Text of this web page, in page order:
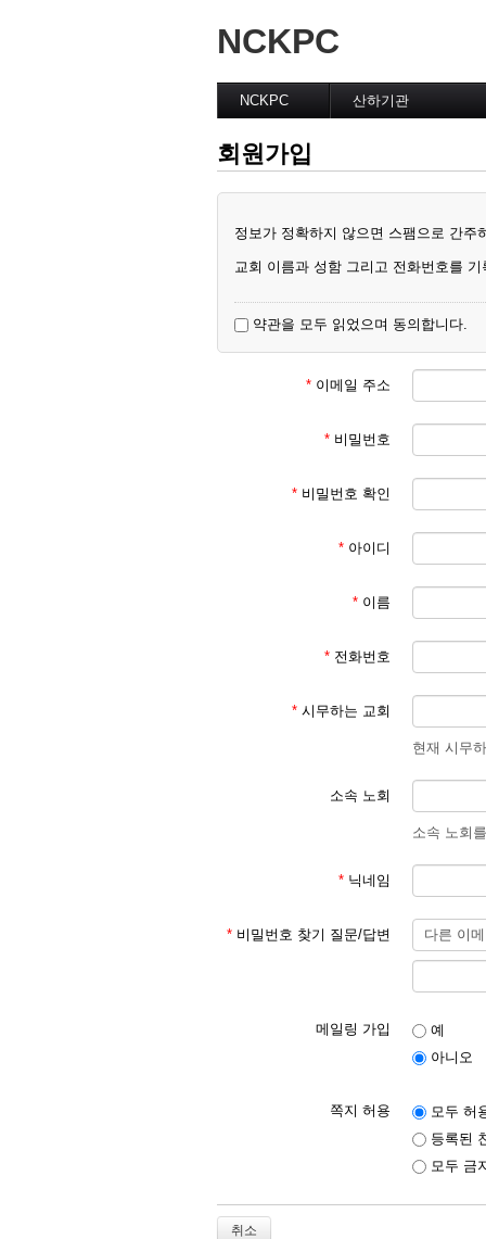
NCKPC
NCKPC
총회장
사무총장
총회 조직
Home
산하기관
남선교회 전국연합회
EM 목회자 협의회
여성리더십위원회
회원가입
정보가 정확하지 않으면 스팸으로 간주
교회 이름과 성함 그리고 전화번호를
약관을 모두 읽었으며 동의합니다.
* 이메일 주소
* 비밀번호
* 비밀번호 확인
* 아이디
* 이름
* 전화번호
* 시무하는 교회
현재 시무
소속 노회
소속 노회
* 닉네임
* 비밀번호 찾기 질문/답변
메일링 가입
예
아니오
쪽지 허용
모두 허
등록된
모두 금
취소